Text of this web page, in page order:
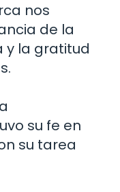
nos
de la
y la gratitud
su fe en
su tarea